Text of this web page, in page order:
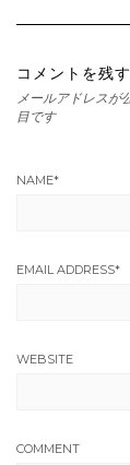
コメントを残す
メールアドレスが
目です
NAME*
EMAIL ADDRESS*
WEBSITE
COMMENT